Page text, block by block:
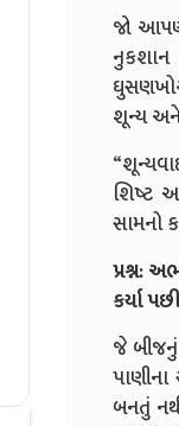
જો
શૂન્ય અને
શિષ્ટ
સામનો
પ્રશ્ન:
કર્યા
જે
બનતું